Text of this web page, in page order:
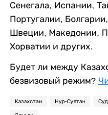
Сенегала, Испании,
Португалии,
Швеции, Македонии,
Хорватии и других.
Будет ли между
безвизовый режим?
Казахстан Нур-Султан Суд